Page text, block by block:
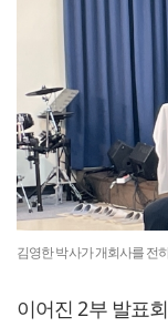
김영한 박사가 개회사를 전
이어진 2부 발표